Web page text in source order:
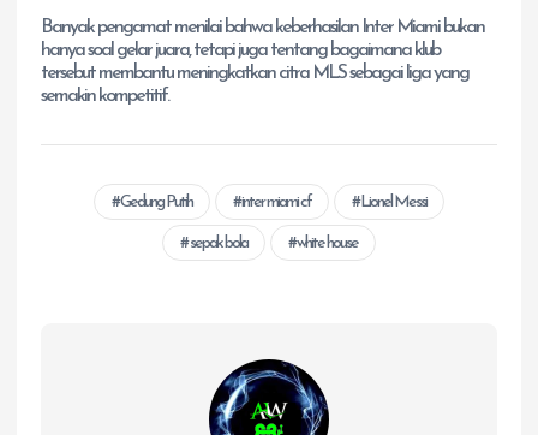
Banyak pengamat menilai bahwa keberhasilan Inter Miami bukan
hanya soal gelar juara, tetapi juga tentang bagaimana klub
tersebut membantu meningkatkan citra MLS sebagai liga yang
semakin kompetitif.
Gedung Putih inter miami cf Lionel Messi
sepak bola white house